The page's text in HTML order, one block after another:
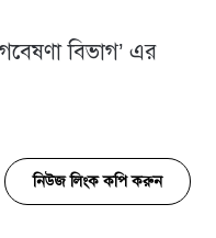
বিভাগ’ এর
নিউজ লিংক কপি করুন